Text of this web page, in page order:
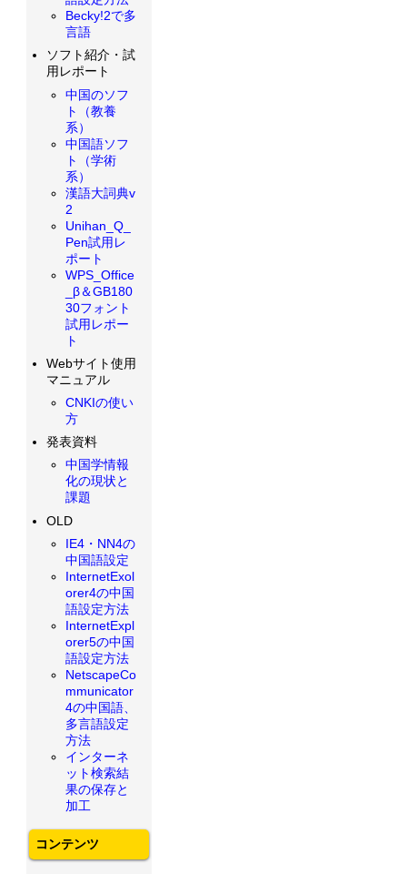
Becky!2で多
言語
ソフト紹介・試
用レポート
中国のソフ
ト（教養
系）
中国語ソフ
ト（学術
系）
漢語大詞典v
2
Unihan_Q_
Pen試用レ
ポート
WPS_Office
_β＆GB180
30フォント
試用レポー
ト
Webサイト使用
マニュアル
CNKIの使い
方
発表資料
中国学情報
化の現状と
課題
OLD
IE4・NN4の
中国語設定
InternetExol
orer4の中国
語設定方法
InternetExpl
orer5の中国
語設定方法
NetscapeCo
mmunicator
4の中国語、
多言語設定
方法
インターネ
ット検索結
果の保存と
加工
コンテンツ